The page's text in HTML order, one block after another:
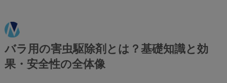
バラ用の害虫駆除剤とは？基礎知識と効
果・安全性の全体像